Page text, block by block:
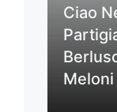
Ciao
Meloni